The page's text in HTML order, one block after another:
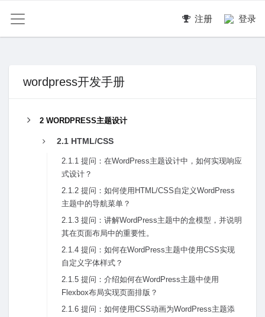
注册 登录
wordpress开发手册
2 WORDPRESS主题设计
2.1 HTML/CSS
2.1.1 提问：在WordPress主题设计中，如何实现响应
式设计？
2.1.2 提问：如何使⽤HTML/CSS⾃定义WordPress
主题中的导航菜单？
2.1.3 提问：讲解WordPress主题中的盒模型，并说明
其在页⾯布局中的重要性。
2.1.4 提问：如何在WordPress主题中使⽤CSS实现
⾃定义字体样式？
2.1.5 提问：介绍如何在WordPress主题中使⽤
Flexbox布局实现页⾯排版？
2.1.6 提问：如何使⽤CSS动画为WordPress主题添